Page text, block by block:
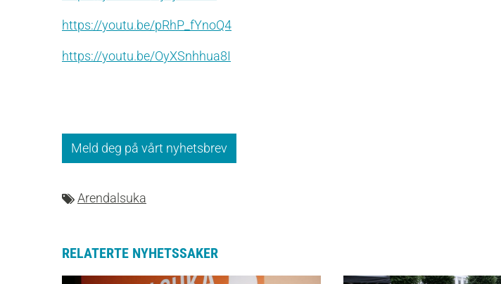
https://youtu.be/pRhP_fYnoQ4
https://youtu.be/OyXSnhhua8I
Meld deg på vårt nyhetsbrev
Arendalsuka
RELATERTE NYHETSSAKER